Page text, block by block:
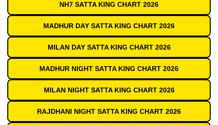
NH7 SATTA KING CHART 2026
MADHUR DAY SATTA KING CHART 2026
MILAN DAY SATTA KING CHART 2026
MADHUR NIGHT SATTA KING CHART 2026
MILAN NIGHT SATTA KING CHART 2026
RAJDHANI NIGHT SATTA KING CHART 2026